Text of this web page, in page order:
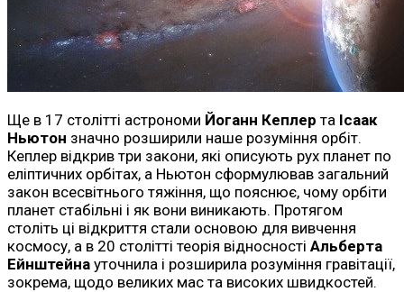
Ще в 17 столітті астрономи Йоганн Кеплер та Ісаак
Ньютон значно розширили наше розуміння орбіт.
Кеплер відкрив три закони, які описують рух планет по
еліптичних орбітах, а Ньютон сформулював загальний
закон всесвітнього тяжіння, що пояснює, чому орбіти
планет стабільні і як вони виникають. Протягом
століть ці відкриття стали основою для вивчення
космосу, а в 20 столітті теорія відносності Альберта
Ейнштейна уточнила і розширила розуміння гравітації,
зокрема, щодо великих мас та високих швидкостей.